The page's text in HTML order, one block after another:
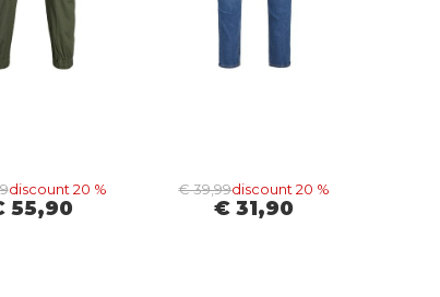
discount 20 %
55,90
€ 39,99discount 20 %
€ 31,90